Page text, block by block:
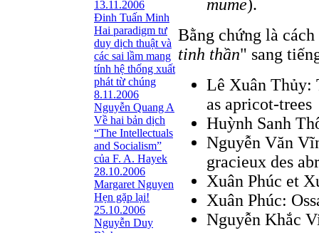
13.11.2006
Đinh Tuấn Minh
Hai paradigm tư
duy dịch thuật và
các sai lầm mang
tính hệ thống xuất
phát từ chúng
8.11.2006
Nguyễn Quang A
Về hai bản dịch
“The Intellectuals
and Socialism”
của F. A. Hayek
28.10.2006
Margaret Nguyen
Hẹn gặp lại!
25.10.2006
Nguyễn Duy
mume).
Bằng chứng là
tinh thần" sang
Lê Xuân Thủy:
as apricot-trees
Huỳnh Sanh
Nguyễn Văn
gracieux des
Xuân Phúc et
Xuân Phúc:
Nguyễn Khắc